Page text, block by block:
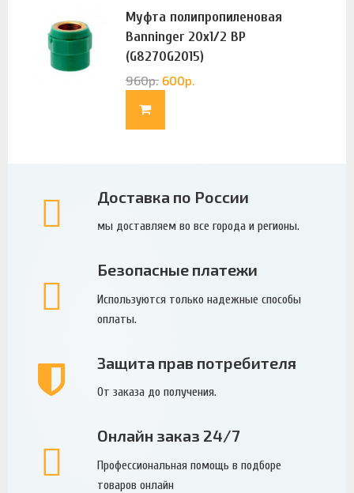
Муфта полипропиленовая
Banninger 20х1/2 ВР
(G8270G2015)
960р. 600р.
Доставка по России
мы доставляем во все города и регионы.
Безопасные платежи
Используются только надежные способы
оплаты.
Защита прав потребителя
От заказа до получения.
Онлайн заказ 24/7
Профессиональная помощь в подборе
товаров онлайн